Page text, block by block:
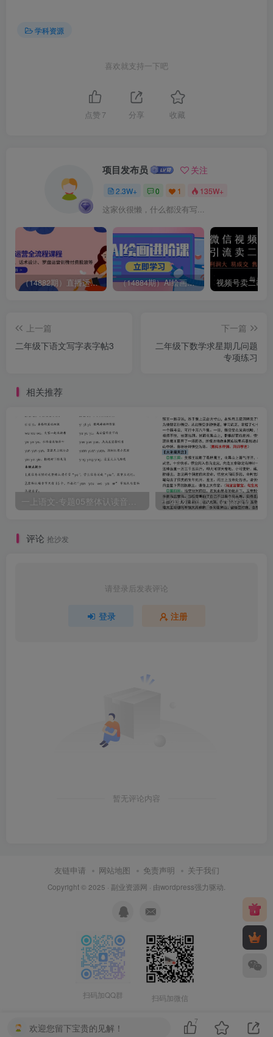
学科资源
喜欢就支持一下吧
点赞 7 分享 收藏
项目发布员 关注
2.3W+ 0 1 135W+
这家伙很懒，什么都没有写...
（14882期）直播运营全流程课程-5月更新：从起号、话术设计、罗盘运营到微付费投放等 （14884期）AI绘画进阶课，涵盖电商摄影等多领域，PS操作与AI工具使用全面教学
上一篇
二年级下语文写字表字帖3
下一篇
二年级下数学求星期几问题
专项练习
相关推荐
一上语文-专题05整体认读音节（16个）（知识+训练）
评论 抢沙发
请登录后发表评论
登录 注册
暂无评论内容
友链申请 网站地图 免责声明 关于我们
Copyright © 2025 · 副业资源网 · 由wordpress强力驱动.
扫码加QQ群 扫码加微信
欢迎您留下宝贵的见解！
7